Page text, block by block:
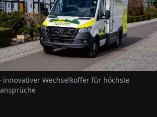
innovativer Wechselkoffer für höchste